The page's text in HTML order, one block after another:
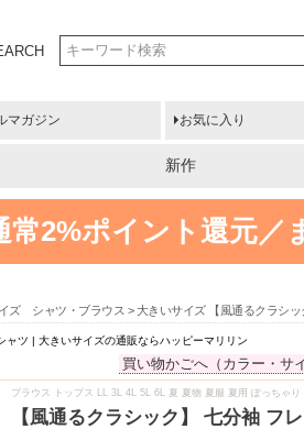
マガジン お気に入り
新作
常2%ポイント還元／
ズ シャツ・ブラウス 大きいサイズ 【風通るクラシ
ツ | 大きいサイズの通販ならハッピーマリリン
買い物かごへ（カラー・サ
ブラウス トップス LL 3L 4L 5L 6L 夏 夏物 夏服 夏用 ぽっちゃ
【風通るクラシック】 七分袖 フ